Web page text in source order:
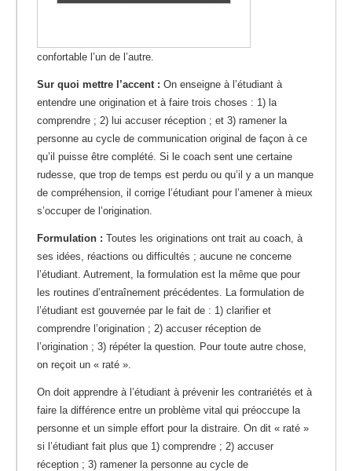
confortable l’un de l’autre.
Sur quoi mettre l’accent : On enseigne à l’étudiant à
entendre une origination et à faire trois choses : 1) la
comprendre ; 2) lui accuser réception ; et 3) ramener la
personne au cycle de communication original de façon à ce
qu’il puisse être complété. Si le coach sent une certaine
rudesse, que trop de temps est perdu ou qu’il y a un manque
de compréhension, il corrige l’étudiant pour l’amener à mieux
s’occuper de l’origination.
Formulation : Toutes les originations ont trait au coach, à
ses idées, réactions ou difficultés ; aucune ne concerne
l’étudiant. Autrement, la formulation est la même que pour
les routines d’entraînement précédentes. La formulation de
l’étudiant est gouvernée par le fait de : 1) clarifier et
comprendre l’origination ; 2) accuser réception de
l’origination ; 3) répéter la question. Pour toute autre chose,
on reçoit un « raté ».
On doit apprendre à l’étudiant à prévenir les contrariétés et à
faire la différence entre un problème vital qui préoccupe la
personne et un simple effort pour la distraire. On dit « raté »
si l’étudiant fait plus que 1) comprendre ; 2) accuser
réception ; 3) ramener la personne au cycle de